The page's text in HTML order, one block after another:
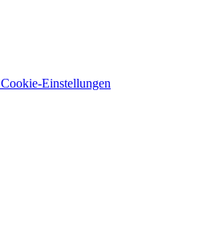
Cookie-Einstellungen